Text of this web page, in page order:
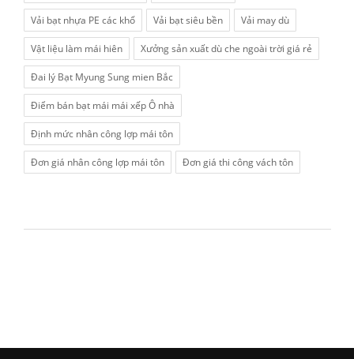
Vải bạt nhựa PE các khổ Vải bạt siêu bền Vải may dù
Vật liệu làm mái hiên Xưởng sản xuất dù che ngoài trời giá rẻ
Đai lý Bạt Myung Sung mien Bắc
Điểm bán bạt mái mái xếp Ô nhà
Định mức nhân công lợp mái tôn
Đơn giá nhân công lợp mái tôn Đơn giá thi công vách tôn